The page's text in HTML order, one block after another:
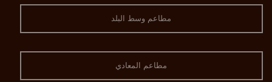
مطاعم وسط البلد
مطاعم المعادي